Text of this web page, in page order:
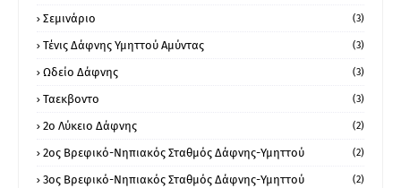
Σεμινάριο (3)
Τένις Δάφνης Υμηττού Αμύντας (3)
Ωδείο Δάφνης (3)
Ταεκβοντο (3)
2ο Λύκειο Δάφνης (2)
2ος Βρεφικό-Νηπιακός Σταθμός Δάφνης-Υμηττού (2)
3ος Βρεφικό-Νηπιακός Σταθμός Δάφνης-Υμηττού (2)